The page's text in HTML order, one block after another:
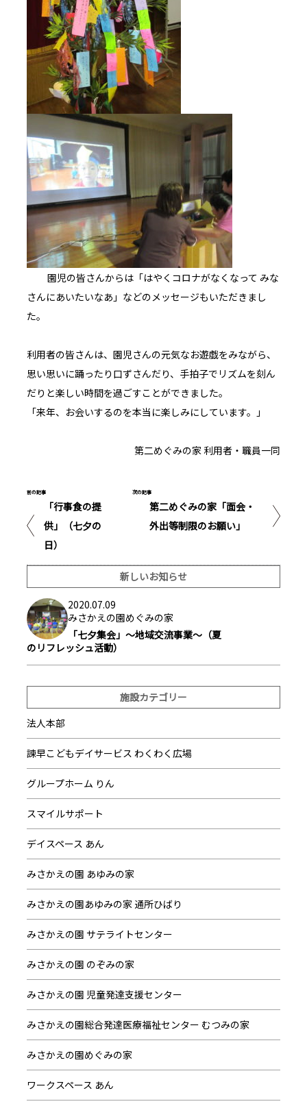
園児の皆さんからは「はやくコロナがなくなって みな
さんにあいたいなあ」などのメッセージもいただきまし
た。
利用者の皆さんは、園児さんの元気なお遊戯をみながら、
思い思いに踊ったり口ずさんだり、手拍子でリズムを刻ん
だりと楽しい時間を過ごすことができました。
「来年、お会いするのを本当に楽しみにしています。」
第二めぐみの家 利用者・職員一同
前の記事
「行事食の提
供」（七夕の
日）
次の記事
第二めぐみの家「面会・
外出等制限のお願い」
新しいお知らせ
2020.07.09
みさかえの園めぐみの家
「七夕集会」～地域交流事業～（夏
のリフレッシュ活動）
施設カテゴリー
法人本部
諫早こどもデイサービス わくわく広場
グループホーム りん
スマイルサポート
デイスペース あん
みさかえの園 あゆみの家
みさかえの園あゆみの家 通所ひばり
みさかえの園 サテライトセンター
みさかえの園 のぞみの家
みさかえの園 児童発達支援センター
みさかえの園総合発達医療福祉センター むつみの家
みさかえの園めぐみの家
ワークスペース あん